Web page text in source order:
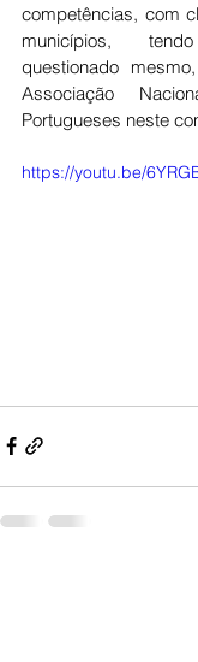
competências, com
municípios,
questionado
Associação
Portugueses neste
https://youtu.be/